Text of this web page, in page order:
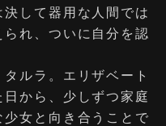
して器用な人間では
れ、ついに自分を認
ルラ。エリザベート
から、少しずつ家庭
女と向き合うことで